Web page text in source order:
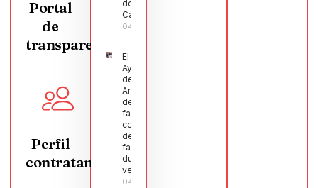
Portal
de
transparencia
Perfil
contratante
de
Calatrava
04/08/2026
El
Ayuntamiento
de
Argamasilla
de Calatrava
facilita la
conciliación
de 200
familias
durante el
verano
04/08/2026